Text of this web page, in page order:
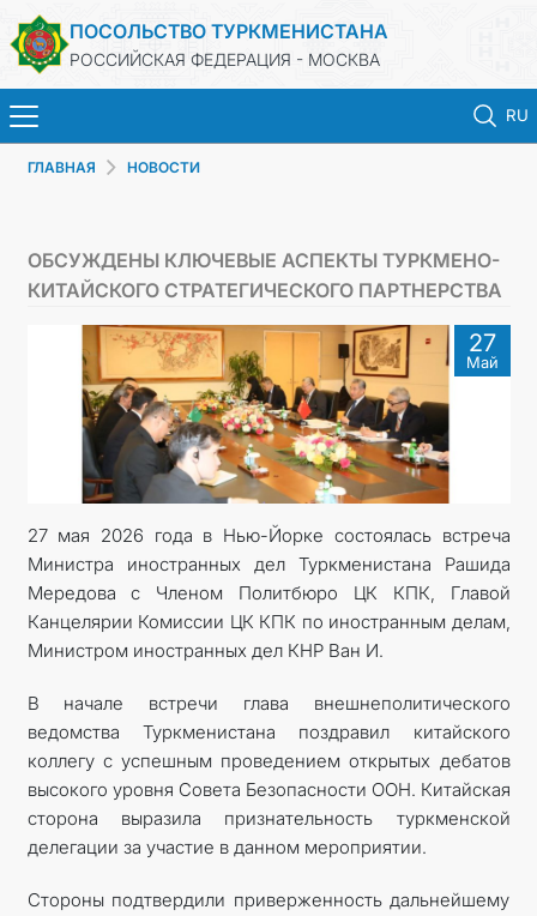
ПОСОЛЬСТВО ТУРКМЕНИСТАНА
РОССИЙСКАЯ ФЕДЕРАЦИЯ - МОСКВА
RU
КОНСУЛЬСКИЕ УСЛУГИ
ВИЗА
КОНТАКТНЫЕ ДАННЫЕ
ГЛАВНАЯ НОВОСТИ
ОБСУЖДЕНЫ КЛЮЧЕВЫЕ АСПЕКТЫ ТУРКМЕНО-
КИТАЙСКОГО СТРАТЕГИЧЕСКОГО ПАРТНЕРСТВА
27
Май
27 мая 2026 года в Нью-Йорке состоялась встреча
Министра иностранных дел Туркменистана Рашида
Мередова с Членом Политбюро ЦК КПК, Главой
Канцелярии Комиссии ЦК КПК по иностранным делам,
Министром иностранных дел КНР Ван И.
В начале встречи глава внешнеполитического
ведомства Туркменистана поздравил китайского
коллегу с успешным проведением открытых дебатов
высокого уровня Совета Безопасности ООН. Китайская
сторона выразила признательность туркменской
делегации за участие в данном мероприятии.
Стороны подтвердили приверженность дальнейшему